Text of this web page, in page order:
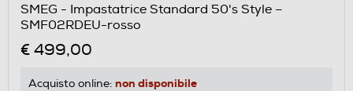
SMEG - Impastatrice Standard 50's Style –
SMF02RDEU-rosso
€ 499,00
Acquisto online: non disponibile